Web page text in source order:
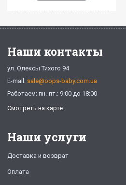
Наши контакты
ул. Олексы Тихого 94
E-mail: sale@oops-baby.com.ua
Работаем: пн.-пт.: 9:00 до 18:00
Смотреть на карте
Наши услуги
Доставка и возврат
Оплата